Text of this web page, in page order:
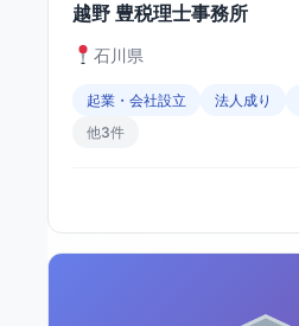
越野 豊税理士事務所
石川県
起業・会社設立 法人成り
他3件